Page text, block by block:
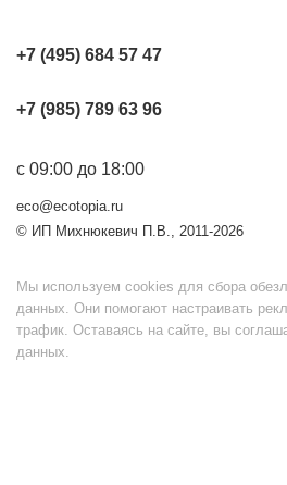
+7 (495) 684 57 47
+7 (985) 789 63 96
с 09:00 до 18:00
eco@ecotopia.ru
© ИП Михнюкевич П.В., 2011-2026
Мы используем cookies для сбора
данных. Они помогают настраивать
трафик. Оставаясь на сайте, вы
данных.